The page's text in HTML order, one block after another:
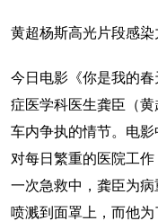
黄超杨斯高光片段感
今日电影《你是我的
症医学科医生龚臣（
车内争执的情节。电
对每日繁重的医院工
一次急救中，龚臣为
喷溅到面罩上，而他